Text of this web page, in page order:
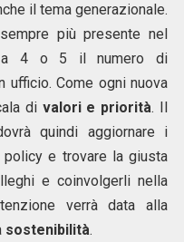
il tema generazionale.
più presente nel
a 4 o 5 il numero di
ufficio. Come ogni nuova
di valori e priorità. Il
quindi aggiornare i
e trovare la giusta
e coinvolgerli nella
verrà data alla
sostenibilità.